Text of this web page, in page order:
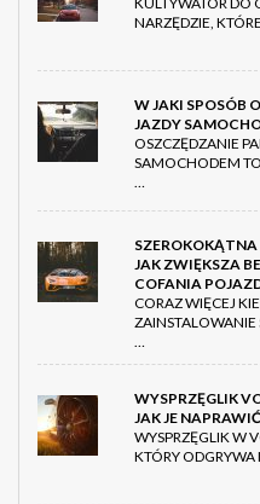
NARZĘDZIE,
W JAKI SPOSÓB
JAZDY
OSZCZĘDZANIE
SAMOCHODEM
…
JAK ZWIĘKSZA
COFANIA
CORAZ WIĘCEJ
…
WYSPRZĘGLIK
JAK JE NAPRAWIĆ
WYSPRZĘGLIK W
KTÓRY ODGRYWA